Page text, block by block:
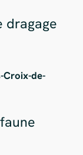
dragage
Croix-de-